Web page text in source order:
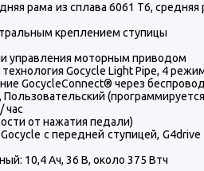
рама из сплава 6061 T6,
креплением ступицы
управления моторным приводом
Gocycle Light Pipe, 4
GocycleConnect® через
час
от нажатия педали)
с передней ступицей,
10,4 Ач, 36 В, около 375 Втч